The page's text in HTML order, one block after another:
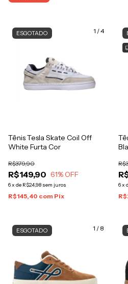
1 /4
ESGOTADO
Tênis Tesla Skate Coil Off
White Furta Cor
R$149,90
R$379,90
61% OFF
6x de R$24,98 sem juros
R$145,40 com Pix
6x
1 / 8
ESGOTADO